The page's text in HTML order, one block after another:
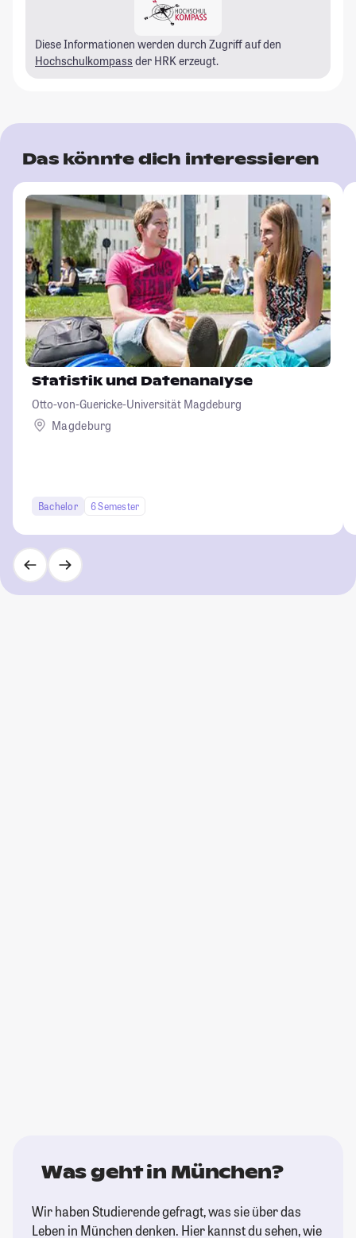
Diese Informationen werden durch Zugriff auf den
Hochschulkompass der HRK erzeugt.
Das könnte dich interessieren
Statistik und Datenanalyse
Otto-von-Guericke-Universität Magdeburg
Magdeburg
Bachelor 6 Semester
Was geht in München?
Wir haben Studierende gefragt, was sie über das
Leben in München denken. Hier kannst du sehen, wie